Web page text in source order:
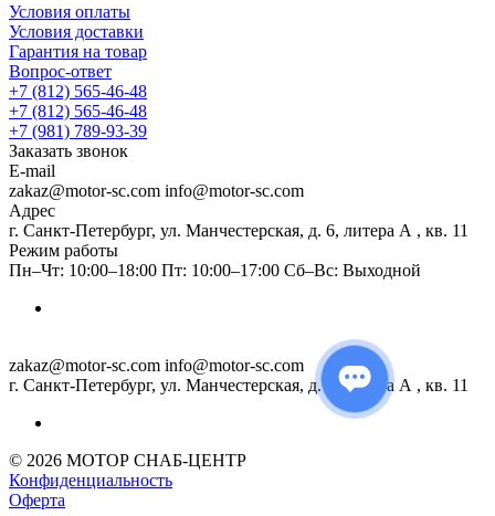
Условия оплаты
Условия доставки
Гарантия на товар
Вопрос-ответ
+7 (812) 565-46-48
+7 (812) 565-46-48
+7 (981) 789-93-39
Заказать звонок
E-mail
zakaz@motor-sc.com info@motor-sc.com
Адрес
г. Санкт-Петербург, ул. Манчестерская, д. 6, литера А , кв. 11
Режим работы
Пн–Чт: 10:00–18:00 Пт: 10:00–17:00 Сб–Вс: Выходной
zakaz@motor-sc.com info@motor-sc.com
г. Санкт-Петербург, ул. Манчестерская, д. 6, литера А , кв. 11
© 2026 МОТОР СНАБ-ЦЕНТР
Конфиденциальность
Оферта